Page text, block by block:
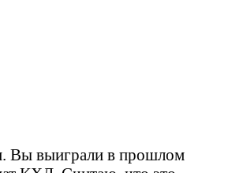
Вы выиграли в прошлом